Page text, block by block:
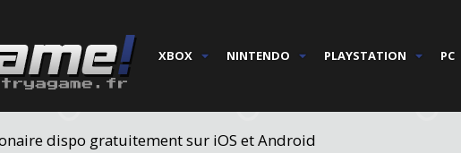
XBOX NINTENDO PLAYSTATION PC
dispo gratuitement sur iOS et Android